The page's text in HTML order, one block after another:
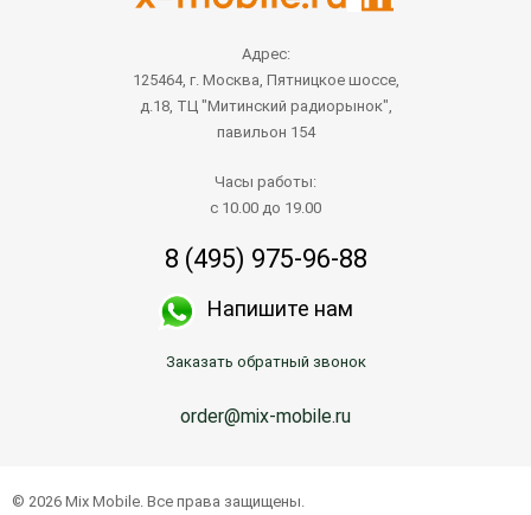
Адрес:
125464, г. Москва, Пятницкое шоссе,
д.18, ТЦ "Митинский радиорынок",
павильон 154
Часы работы:
с 10.00 до 19.00
8 (495) 975-96-88
Напишите нам
Заказать обратный звонок
order@mix-mobile.ru
© 2026 Mix Mobile. Все права защищены.